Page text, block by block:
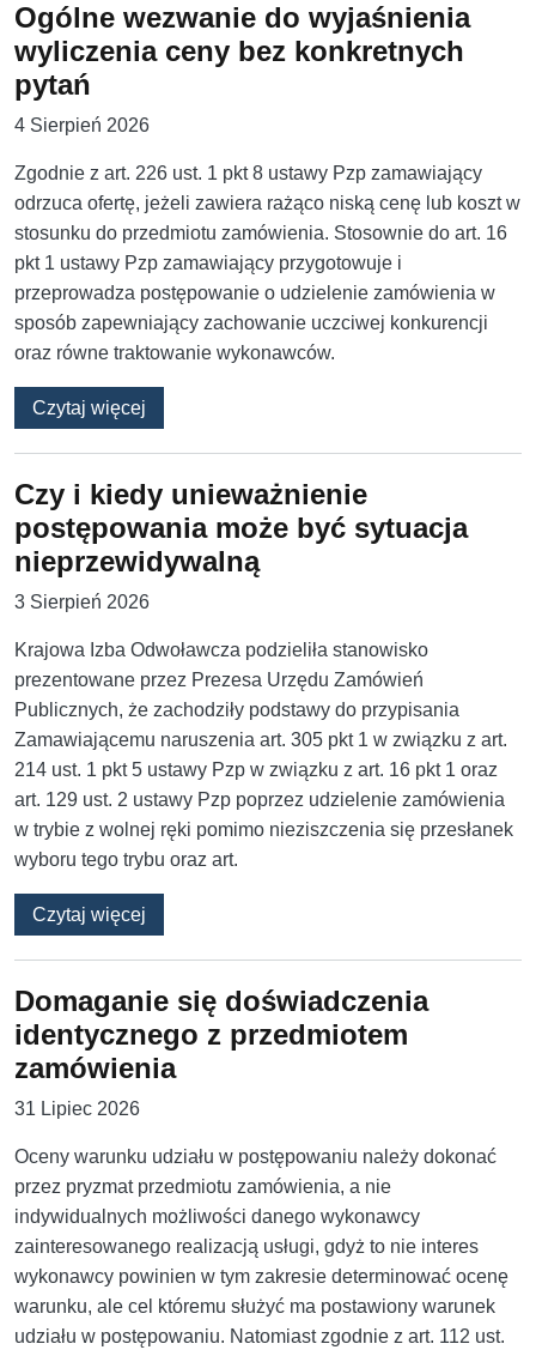
Ogólne wezwanie do wyjaśnienia
wyliczenia ceny bez konkretnych
pytań
4 Sierpień 2026
Zgodnie z art. 226 ust. 1 pkt 8 ustawy Pzp zamawiający
odrzuca ofertę, jeżeli zawiera rażąco niską cenę lub koszt w
stosunku do przedmiotu zamówienia. Stosownie do art. 16
pkt 1 ustawy Pzp zamawiający przygotowuje i
przeprowadza postępowanie o udzielenie zamówienia w
sposób zapewniający zachowanie uczciwej konkurencji
oraz równe traktowanie wykonawców.
Czytaj więcej
Czy i kiedy unieważnienie
postępowania może być sytuacja
nieprzewidywalną
3 Sierpień 2026
Krajowa Izba Odwoławcza podzieliła stanowisko
prezentowane przez Prezesa Urzędu Zamówień
Publicznych, że zachodziły podstawy do przypisania
Zamawiającemu naruszenia art. 305 pkt 1 w związku z art.
214 ust. 1 pkt 5 ustawy Pzp w związku z art. 16 pkt 1 oraz
art. 129 ust. 2 ustawy Pzp poprzez udzielenie zamówienia
w trybie z wolnej ręki pomimo nieziszczenia się przesłanek
wyboru tego trybu oraz art.
Czytaj więcej
Domaganie się doświadczenia
identycznego z przedmiotem
zamówienia
31 Lipiec 2026
Oceny warunku udziału w postępowaniu należy dokonać
przez pryzmat przedmiotu zamówienia, a nie
indywidualnych możliwości danego wykonawcy
zainteresowanego realizacją usługi, gdyż to nie interes
wykonawcy powinien w tym zakresie determinować ocenę
warunku, ale cel któremu służyć ma postawiony warunek
udziału w postępowaniu. Natomiast zgodnie z art. 112 ust.